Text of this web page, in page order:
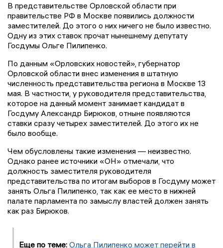
В представительстве Орловской области при
правительстве РФ в Москве появились должности
заместителей. До этого о них ничего не было известно.
Одну из этих ставок прочат нынешнему депутату
Госдумы Ольге Пилипенко.
По данным «Орловских новостей», губернатор
Орловской области внес изменения в штатную
численность представительства региона в Москве 13
мая. В частности, у руководителя представительства,
которое на данный момент занимает кандидат в
Госдуму Александр Бирюков, отныне появляются
ставки сразу четырех заместителей. До этого их не
было вообще.
Чем обусловлены такие изменения — неизвестно.
Однако ранее источники «ОН» отмечали, что
должность заместителя руководителя
представительства по итогам выборов в Госдуму может
занять Ольга Пилипенко, так как ее место в нижней
палате парламента по замыслу властей должен занять
как раз Бирюков.
Еще по теме: Ольга Пилипенко может перейти в